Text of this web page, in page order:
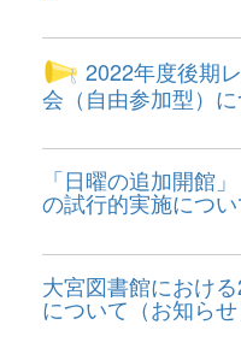
2022年度後期
会（自由参加型）
「日曜の追加開館
の試行的実施につい
大宮図書館におけ
について（お知らせ